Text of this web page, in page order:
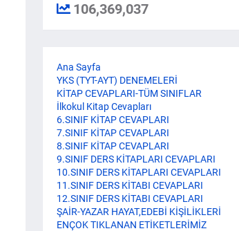
106,369,037
Ana Sayfa
YKS (TYT-AYT) DENEMELERİ
KİTAP CEVAPLARI-TÜM SINIFLAR
İlkokul Kitap Cevapları
6.SINIF KİTAP CEVAPLARI
7.SINIF KİTAP CEVAPLARI
8.SINIF KİTAP CEVAPLARI
9.SINIF DERS KİTAPLARI CEVAPLARI
10.SINIF DERS KİTAPLARI CEVAPLARI
11.SINIF DERS KİTABI CEVAPLARI
12.SINIF DERS KİTABI CEVAPLARI
ŞAİR-YAZAR HAYAT,EDEBİ KİŞİLİKLERİ
ENÇOK TIKLANAN ETİKETLERİMİZ